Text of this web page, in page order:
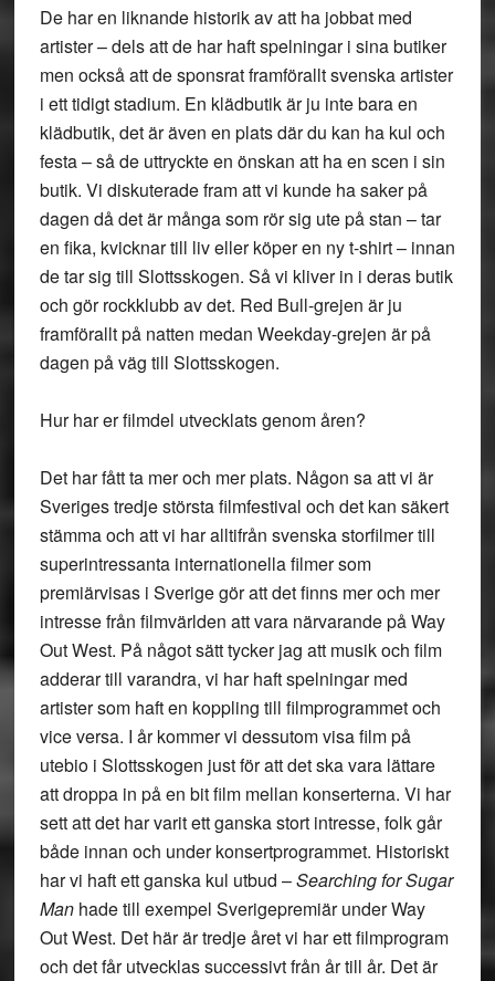
De har en liknande historik av att ha jobbat med
artister – dels att de har haft spelningar i sina butiker
men också att de sponsrat framförallt svenska artister
i ett tidigt stadium. En klädbutik är ju inte bara en
klädbutik, det är även en plats där du kan ha kul och
festa – så de uttryckte en önskan att ha en scen i sin
butik. Vi diskuterade fram att vi kunde ha saker på
dagen då det är många som rör sig ute på stan – tar
en fika, kvicknar till liv eller köper en ny t-shirt – innan
de tar sig till Slottsskogen. Så vi kliver in i deras butik
och gör rockklubb av det. Red Bull-grejen är ju
framförallt på natten medan Weekday-grejen är på
dagen på väg till Slottsskogen.
Hur har er filmdel utvecklats genom åren?
Det har fått ta mer och mer plats. Någon sa att vi är
Sveriges tredje största filmfestival och det kan säkert
stämma och att vi har alltifrån svenska storfilmer till
superintressanta internationella filmer som
premiärvisas i Sverige gör att det finns mer och mer
intresse från filmvärlden att vara närvarande på Way
Out West. På något sätt tycker jag att musik och film
adderar till varandra, vi har haft spelningar med
artister som haft en koppling till filmprogrammet och
vice versa. I år kommer vi dessutom visa film på
utebio i Slottsskogen just för att det ska vara lättare
att droppa in på en bit film mellan konserterna. Vi har
sett att det har varit ett ganska stort intresse, folk går
både innan och under konsertprogrammet. Historiskt
har vi haft ett ganska kul utbud –Searching for Sugar
Manhade till exempel Sverigepremiär under Way
Out West. Det här är tredje året vi har ett filmprogram
och det får utvecklas successivt från år till år. Det är